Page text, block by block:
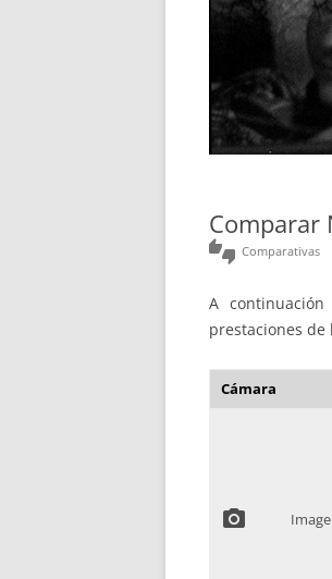
Comparar
thumbs_up_down Comparativas
A
prestaciones de
Cámara
photo_camera